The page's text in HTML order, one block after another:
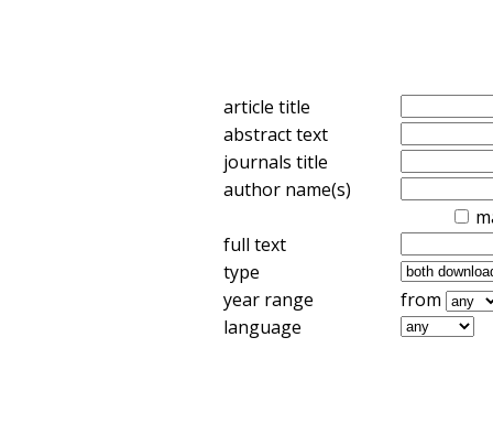
article title
abstract text
journals title
author name(s)
full text
type
year range
from
language